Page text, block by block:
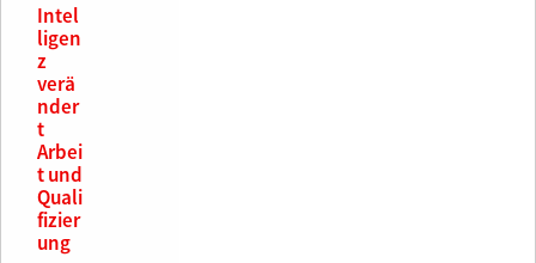
Intel
ligen
z
verä
nder
t
Arbei
t und
Quali
fizier
ung